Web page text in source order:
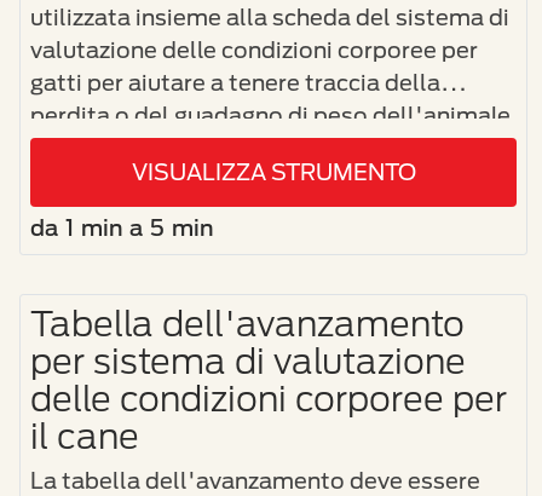
utilizzata insieme alla scheda del sistema di
valutazione delle condizioni corporee per
gatti per aiutare a tenere traccia della
perdita o del guadagno di peso dell'animale
domestico.
VISUALIZZA STRUMENTO
da 1 min a 5 min
Tabella dell'avanzamento
per sistema di valutazione
delle condizioni corporee per
il cane
La tabella dell'avanzamento deve essere